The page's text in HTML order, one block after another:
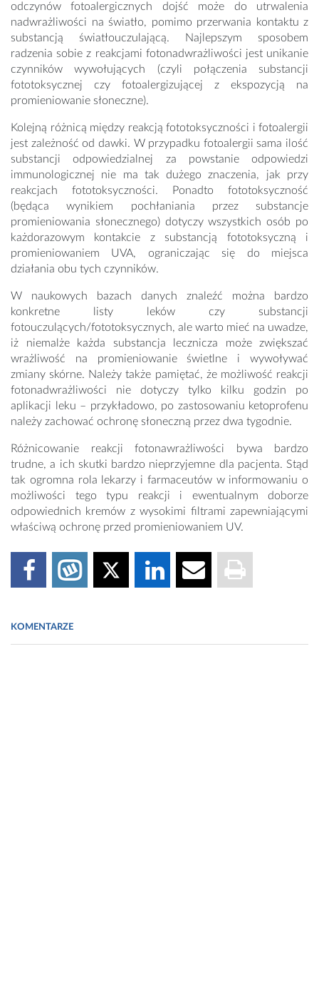
odczynów fotoalergicznych dojść może do utrwalenia
nadwrażliwości na światło, pomimo przerwania kontaktu z
substancją światłouczulającą. Najlepszym sposobem
radzenia sobie z reakcjami fotonadwrażliwości jest unikanie
czynników wywołujących (czyli połączenia substancji
fototoksycznej czy fotoalergizującej z ekspozycją na
promieniowanie słoneczne).
Kolejną różnicą między reakcją fototoksyczności i fotoalergii
jest zależność od dawki. W przypadku fotoalergii sama ilość
substancji odpowiedzialnej za powstanie odpowiedzi
immunologicznej nie ma tak dużego znaczenia, jak przy
reakcjach fototoksyczności. Ponadto fototoksyczność
(będąca wynikiem pochłaniania przez substancje
promieniowania słonecznego) dotyczy wszystkich osób po
każdorazowym kontakcie z substancją fototoksyczną i
promieniowaniem UVA, ograniczając się do miejsca
działania obu tych czynników.
W naukowych bazach danych znaleźć można bardzo
konkretne listy leków czy substancji
fotouczulących/fototoksycznych, ale warto mieć na uwadze,
iż niemalże każda substancja lecznicza może zwiększać
wrażliwość na promieniowanie świetlne i wywoływać
zmiany skórne. Należy także pamiętać, że możliwość reakcji
fotonadwrażliwości nie dotyczy tylko kilku godzin po
aplikacji leku – przykładowo, po zastosowaniu ketoprofenu
należy zachować ochronę słoneczną przez dwa tygodnie.
Różnicowanie reakcji fotonawrażliwości bywa bardzo
trudne, a ich skutki bardzo nieprzyjemne dla pacjenta. Stąd
tak ogromna rola lekarzy i farmaceutów w informowaniu o
możliwości tego typu reakcji i ewentualnym doborze
odpowiednich kremów z wysokimi filtrami zapewniającymi
właściwą ochronę przed promieniowaniem UV.
KOMENTARZE